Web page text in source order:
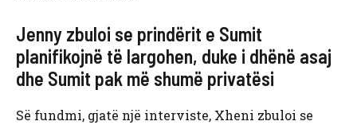
Jenny zbuloi se prindërit e Sumit
planifikojnë të largohen, duke i dhënë asaj
dhe Sumit pak më shumë privatësi
Së fundmi, gjatë një interviste, Xheni zbuloi se